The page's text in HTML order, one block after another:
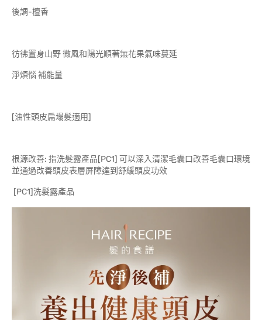
後調-檀香
彷彿置身山野 微風和陽光順著無花果氣味蔓延
淨煩惱 補能量
[油性頭皮扁塌髮適用]
根源改善: 指洗髮露產品[PC1] 可以深入清潔毛囊口改善毛囊口環境
並通過改善頭皮表層屏障達到舒緩頭皮功效
[PC1]洗髮露產品